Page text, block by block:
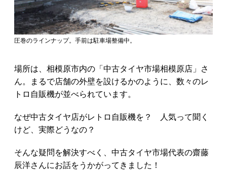
圧巻のラインナップ。手前は駐車場整備中。
場所は、相模原市内の「中古タイヤ市場相模原店」さ
ん。まるで店舗の外壁を設けるかのように、数々のレ
トロ自販機が並べられています。
なぜ中古タイヤ店がレトロ自販機を？ 人気って聞く
けど、実際どうなの？
そんな疑問を解決すべく、中古タイヤ市場代表の齋藤
辰洋さんにお話をうかがってきました！